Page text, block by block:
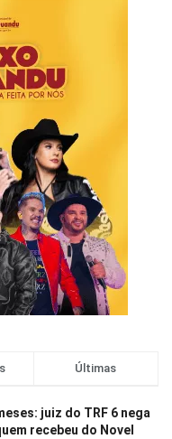
Últimas
juiz do TRF 6 nega
recebeu do Novel